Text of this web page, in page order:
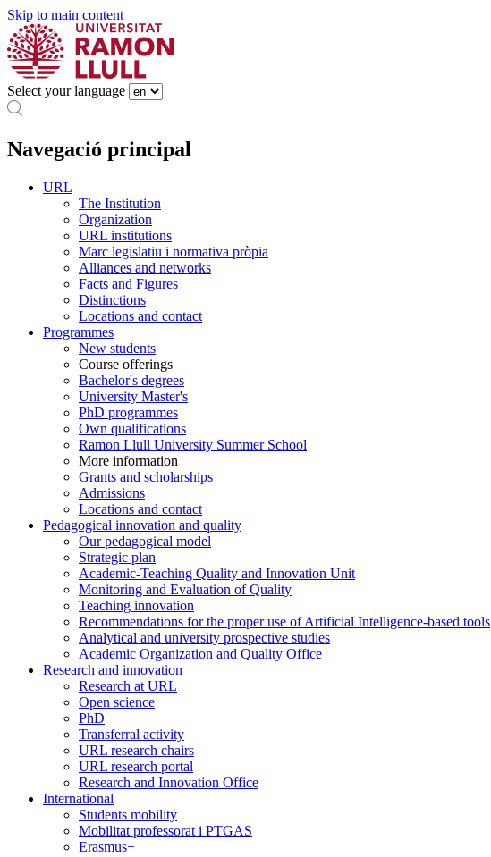
Skip to main content
Select your language
Navegació principal
URL
The Institution
Organization
URL institutions
Marc legislatiu i normativa pròpia
Alliances and networks
Facts and Figures
Distinctions
Locations and contact
Programmes
New students
Course offerings
Bachelor's degrees
University Master's
PhD programmes
Own qualifications
Ramon Llull University Summer School
More information
Grants and scholarships
Admissions
Locations and contact
Pedagogical innovation and quality
Our pedagogical model
Strategic plan
Academic-Teaching Quality and Innovation Unit
Monitoring and Evaluation of Quality
Teaching innovation
Recommendations for the proper use of Artificial Intelligence-based tools
Analytical and university prospective studies
Academic Organization and Quality Office
Research and innovation
Research at URL
Open science
PhD
Transferral activity
URL research chairs
URL research portal
Research and Innovation Office
International
Students mobility
Mobilitat professorat i PTGAS
Erasmus+